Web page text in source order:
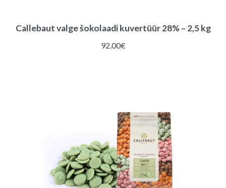
Callebaut valge šokolaadi kuvertüür 28% – 2,5 kg
92.00€